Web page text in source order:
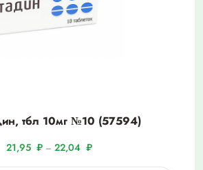
тбл 10мг №10 (57594)
21,95 ₽ – 22,04 ₽